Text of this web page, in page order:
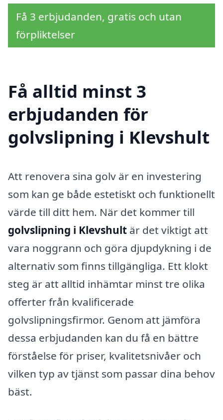
Få 3 erbjudanden, gratis och utan
förpliktelser
Få alltid minst 3
erbjudanden för
golvslipning i Klevshult
Att renovera sina golv är en investering
som kan ge både estetiskt och funktionellt
värde till ditt hem. När det kommer till
golvslipning i Klevshult är det viktigt att
vara noggrann och göra djupdykning i de
alternativ som finns tillgängliga. Ett klokt
steg är att alltid inhämtar minst tre olika
offerter från kvalificerade
golvslipningsfirmor. Genom att jämföra
dessa erbjudanden kan du få en bättre
förståelse för priser, kvalitetsnivåer och
vilken typ av tjänst som passar dina behov
bäst.